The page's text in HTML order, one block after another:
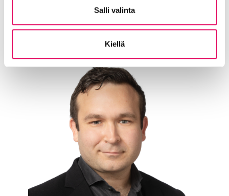
Salli valinta
Kiellä
Partecipanti – Organizzatori